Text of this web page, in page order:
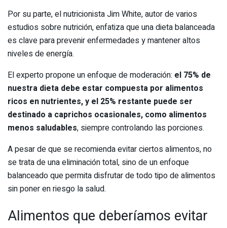
Por su parte, el nutricionista Jim White, autor de varios
estudios sobre nutrición, enfatiza que una dieta balanceada
es clave para prevenir enfermedades y mantener altos
niveles de energía.
El experto propone un enfoque de moderación: el 75% de
nuestra dieta debe estar compuesta por alimentos
ricos en nutrientes, y el 25% restante puede ser
destinado a caprichos ocasionales, como alimentos
menos saludables, siempre controlando las porciones.
A pesar de que se recomienda evitar ciertos alimentos, no
se trata de una eliminación total, sino de un enfoque
balanceado que permita disfrutar de todo tipo de alimentos
sin poner en riesgo la salud.
Alimentos que deberíamos evitar